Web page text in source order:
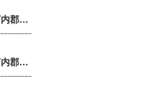
羽曳野市，富田林市，南河内郡，大阪 引越し, 大阪市 引越し, 大阪市24区 引越し, 不用品回収 大阪, 単身引越し 大阪, タワーマンション 引越し, IKEA家具 引越し
羽曳野市，富田林市，南河内郡，大阪 引越し, 大阪市 引越し, 大阪市24区 引越し, 不用品回収 大阪, 単身引越し 大阪, タワーマンション 引越し, IKEA家具 引越し